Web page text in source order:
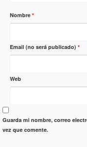
Nombre *
Email (no será publicado) *
Web
Guarda mi nombre, correo
vez que comente.